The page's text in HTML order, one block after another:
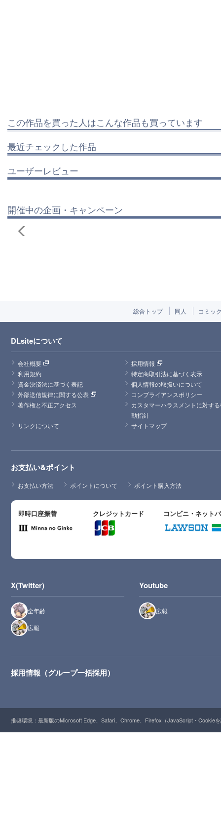
この作品を買った人はこんな作品も買っています
最近チェックした作品
ユーザーレビュー
開催中の企画・キャンペーン
総合トップ 同人 コミッ
DLsiteについて
会社概要
採用情報
利用規約
特定商取引法に基づく表示
資金決済法に基づく表記
個人情報の取扱いについて
外部送信規律に関する公表
コンプライアンスポリシー
著作権と不正アクセス
カスタマーハラスメントに対す
動指針
リンクについて
サイトマップ
お支払い&ポイント
お支払い方法 ポイントについて ポイント購入方法
即時口座振替 クレジットカード コンビニ・ネット
X(Twitter)
全年齢
広報
Youtube
広報
採用情報（グループ一括採用）
推奨環境：最新版のMicrosoft Edge、Safari、Chrome、Firefox（JavaScript・Cookie